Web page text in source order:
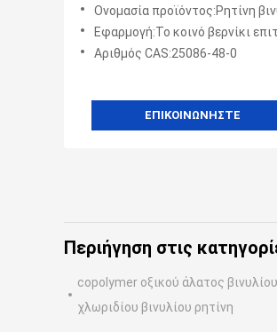
εκτύπωσης
Ονομασία προϊόντος:Ρητίνη βινυλίου
Εφαρμογή:Το κοινό βερνίκι επιτυπώσεων μετάλλων, το αντιδιαβρωτικό επίστρωμα για το σκάφος και
Αριθμός CAS:25086-48-0
ΕΠΙΚΟΙΝΩΝΉΣΤΕ
Περιήγηση στις
copolymer οξικού άλατος βινυλίου
χλωριδίου βινυλίου ρητίνη